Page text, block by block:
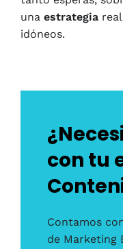
una estrategia
idóneos.
con tu
Contamos
de Marketing